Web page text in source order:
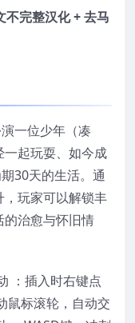
完整汉化 + 去马
一位少年（凑
起玩耍、如今成
30天的生活。通
玩家可以解锁丰
治愈与怀旧情
：插入时右键点
鼠标滚轮，自动交